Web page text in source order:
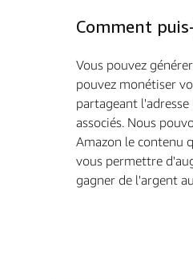
Comment
Vous pouvez
pouvez monétiser
partageant
associés. Nous
Amazon le contenu
vous permettre
gagner de l'argent